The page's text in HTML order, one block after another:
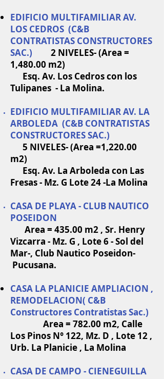
EDIFICIO MULTIFAMILIAR AV.
LOS CEDROS (C&B
CONTRATISTAS CONSTRUCTORES
SAC.)
2 NIVELES- (Area =
1,480.00 m2)
Esq. Av. Los Cedros con los
Tulipanes - La Molina.
EDIFICIO MULTIFAMILIAR AV. LA
ARBOLEDA (C&B CONTRATISTAS
CONSTRUCTORES SAC.)
5 NIVELES- (Area =1,220.00
m2)
Esq. Av. La Arboleda con Las
Fresas - Mz. G Lote 24 -La Molina
CASA DE PLAYA - CLUB NAUTICO
POSEIDON
Area = 435.00 m2 , Sr. Henry
Vizcarra - Mz. G , Lote 6 - Sol del
Mar-, Club Nautico Poseidon-
Pucusana.
CASA LA PLANICIE AMPLIACION ,
REMODELACION( C&B
Constructores Contratistas Sac.)
Area = 782.00 m2, Calle
Los Pinos N° 122, Mz. D , Lote 12 ,
Urb. La Planicie , La Molina
CASA DE CAMPO - CIENEGUILLA